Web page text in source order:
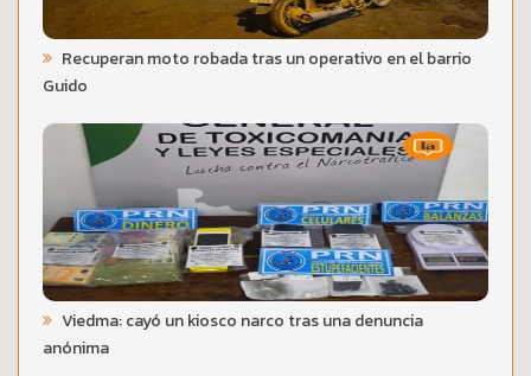
Recuperan moto robada tras un operativo en el barrio
Guido
Viedma: cayó un kiosco narco tras una denuncia
anónima